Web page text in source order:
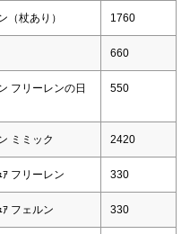
（杖あり） 1760
660
フリーレンの日
550
ミミック 2420
フリーレン 330
フェルン 330